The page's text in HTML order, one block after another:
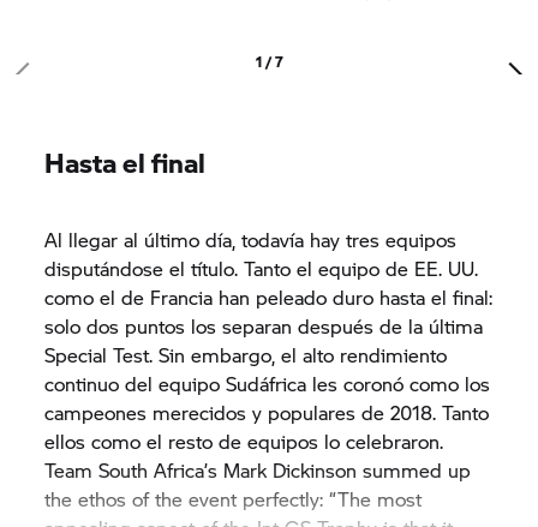
1 / 7
Hasta el final
Al llegar al último día, todavía hay tres equipos
disputándose el título. Tanto el equipo de EE. UU.
como el de Francia han peleado duro hasta el final:
solo dos puntos los separan después de la última
Special Test. Sin embargo, el alto rendimiento
continuo del equipo Sudáfrica les coronó como los
campeones merecidos y populares de 2018. Tanto
ellos como el resto de equipos lo celebraron.
Team South Africa’s Mark Dickinson summed up
the ethos of the event perfectly: “The most